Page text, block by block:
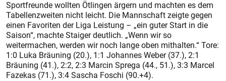
Sportfreunde wollten Ötlingen ärgern und machten es dem
Tabellenzweiten nicht leicht. Die Mannschaft zeigte gegen
einen Favoriten der Liga Leistung – „ein guter Start in die
Saison“, machte Staiger deutlich. „Wenn wir so
weitermachen, werden wir noch lange oben mithalten.“ Tore:
1:0 Luka Bräuning (20.), 1:1 Johannes Weber (37.), 2:1
Bräuning (41.), 2:2, 2:3 Marcin Sprega (44., 51.), 3:3 Marcel
Fazekas (71.), 3:4 Sascha Foschi (90.+4).